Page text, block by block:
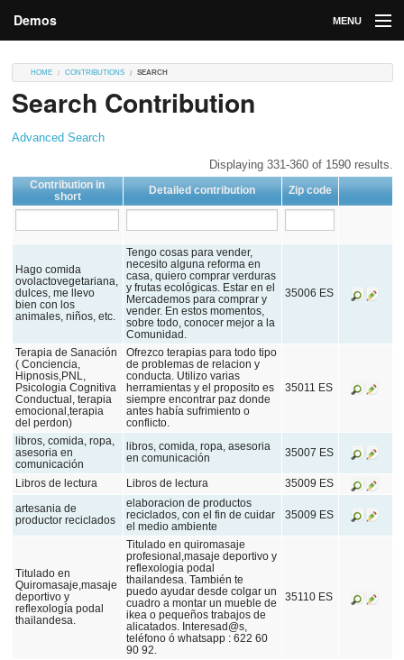
Demos MENU
Contributions
Market
Login
HOME CONTRIBUTIONS SEARCH
Search Contribution
Advanced Search
Displaying 331-360 of 1590 results.
Contribution in
short
Detailed contribution Zip code
Hago comida
ovolactovegetariana,
dulces, me llevo
bien con los
animales, niños, etc.
Tengo cosas para vender,
necesito alguna reforma en
casa, quiero comprar verduras
y frutas ecológicas. Estar en el
Mercademos para comprar y
vender. En estos momentos,
sobre todo, conocer mejor a la
Comunidad.
35006 ES
Terapia de Sanación
( Conciencia,
Hipnosis,PNL,
Psicologia Cognitiva
Conductual, terapia
emocional,terapia
del perdon)
Ofrezco terapias para todo tipo
de problemas de relacion y
conducta. Utilizo varias
herramientas y el proposito es
siempre encontrar paz donde
antes había sufrimiento o
conflicto.
35011 ES
libros, comida, ropa,
asesoria en
comunicación
libros, comida, ropa, asesoria
en comunicación
35007 ES
Libros de lectura Libros de lectura
35009 ES
artesania de
productor reciclados
elaboracion de productos
reciclados, con el fin de cuidar
el medio ambiente
35009 ES
Titulado en
Quiromasaje,masaje
deportivo y
reflexología podal
thailandesa.
Titulado en quiromasaje
profesional,masaje deportivo y
reflexologia podal
thailandesa. También te
puedo ayudar desde colgar un
cuadro a montar un mueble de
ikea o pequeños trabajos de
alicatados. Interesad@s,
teléfono ó whatsapp : 622 60
90 92.
35110 ES